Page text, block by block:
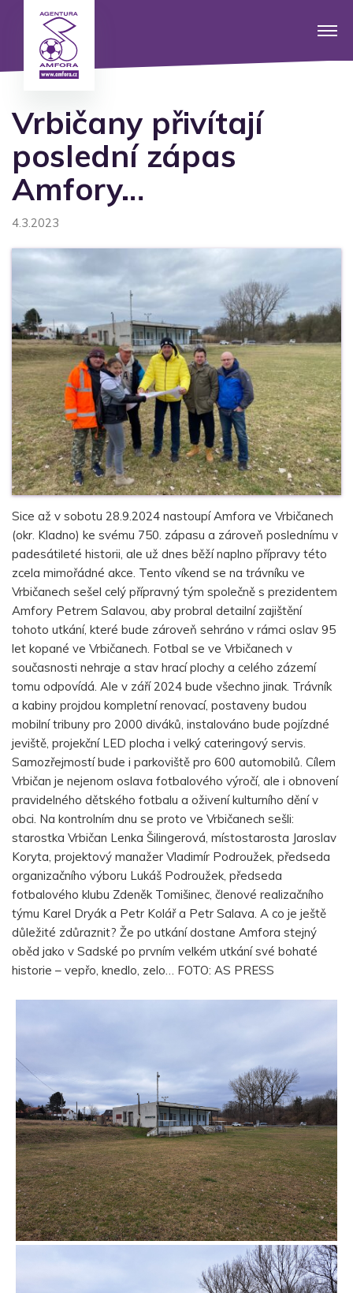
Vrbičany přivítají
poslední zápas
Amfory…
4.3.2023
Sice až v sobotu 28.9.2024 nastoupí Amfora ve Vrbičanech
(okr. Kladno) ke svému 750. zápasu a zároveň poslednímu v
padesátileté historii, ale už dnes běží naplno přípravy této
zcela mimořádné akce. Tento víkend se na trávníku ve
Vrbičanech sešel celý přípravný tým společně s prezidentem
Amfory Petrem Salavou, aby probral detailní zajištění
tohoto utkání, které bude zároveň sehráno v rámci oslav 95
let kopané ve Vrbičanech. Fotbal se ve Vrbičanech v
současnosti nehraje a stav hrací plochy a celého zázemí
tomu odpovídá. Ale v září 2024 bude všechno jinak. Trávník
a kabiny projdou kompletní renovací, postaveny budou
mobilní tribuny pro 2000 diváků, instalováno bude pojízdné
jeviště, projekční LED plocha i velký cateringový servis.
Samozřejmostí bude i parkoviště pro 600 automobilů. Cílem
Vrbičan je nejenom oslava fotbalového výročí, ale i obnovení
pravidelného dětského fotbalu a oživení kulturního dění v
obci. Na kontrolním dnu se proto ve Vrbičanech sešli:
starostka Vrbičan Lenka Šilingerová, místostarosta Jaroslav
Koryta, projektový manažer Vladimír Podroužek, předseda
organizačního výboru Lukáš Podroužek, předseda
fotbalového klubu Zdeněk Tomišinec, členové realizačního
týmu Karel Dryák a Petr Kolář a Petr Salava. A co je ještě
důležité zdůraznit? Že po utkání dostane Amfora stejný
oběd jako v Sadské po prvním velkém utkání své bohaté
historie – vepřo, knedlo, zelo… FOTO: AS PRESS